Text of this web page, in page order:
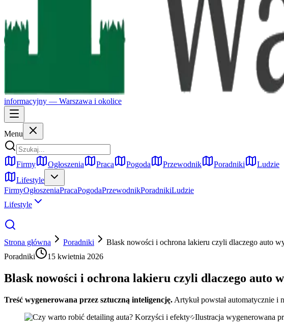
informacyjny — Warszawa i okolice
Menu
Firmy Ogłoszenia Praca Pogoda Przewodnik Poradniki
Ludzie
Lifestyle
FirmyOgłoszeniaPracaPogodaPrzewodnikPoradnikiLudzie
Lifestyle
Strona główna Poradniki
Blask nowości i ochrona lakieru czyli dlaczego auto
Poradniki
15 kwietnia 2026
Blask nowości i ochrona lakieru czyli dlaczego auto
Treść wygenerowana przez sztuczną inteligencję. Artykuł powstał automatycznie i
Ilustracja wygenerowana